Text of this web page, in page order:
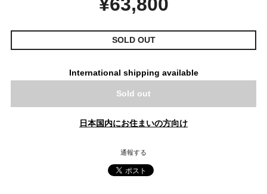
SOLD OUT
International shipping available
Sold out
日本国内にお住まいの方向け
通報する